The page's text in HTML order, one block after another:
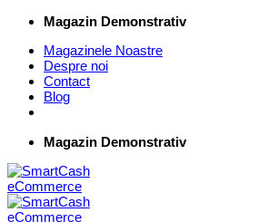
Skip
content
Magazin Demonstrativ
Magazinele Noastre
Despre noi
Contact
Blog
Magazin Demonstrativ